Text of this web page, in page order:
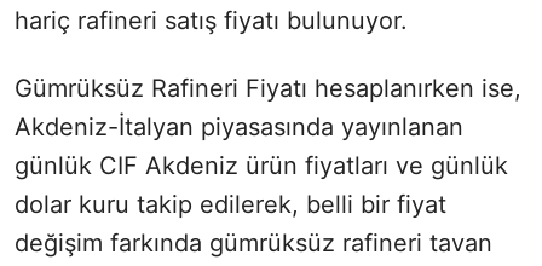
hariç rafineri satış fiyatı bulunuyor.
Gümrüksüz Rafineri Fiyatı hesaplanırken ise,
Akdeniz-İtalyan piyasasında yayınlanan
günlük CIF Akdeniz ürün fiyatları ve günlük
dolar kuru takip edilerek, belli bir fiyat
değişim farkında gümrüksüz rafineri tavan